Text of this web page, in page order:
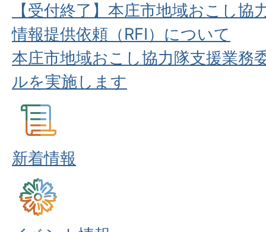
【受付終了】本庄市地域おこし協
情報提供依頼（RFI）について
本庄市地域おこし協力隊支援業務
ルを実施します
新着情報